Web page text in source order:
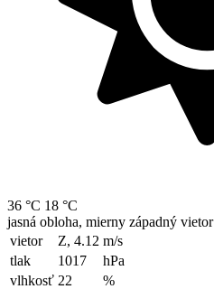
36 °C 18 °C
jasná obloha, mierny západný vietor
vietor
Z, 4.12 m/s
tlak
1017
hPa
vlhkosť 22
%